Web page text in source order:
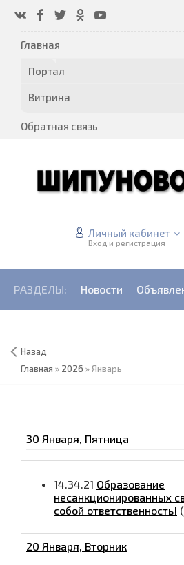
Главная
Портал
Витрина
Обратная связь
Личный кабинет
Вход и регистрация
РАЗДЕЛЫ: Новости
Назад
Главная » 2026 » Январь
30 Января, Пятница
14.34.21 Образование
несанкционированных
собой ответственность!
20 Января, Вторник